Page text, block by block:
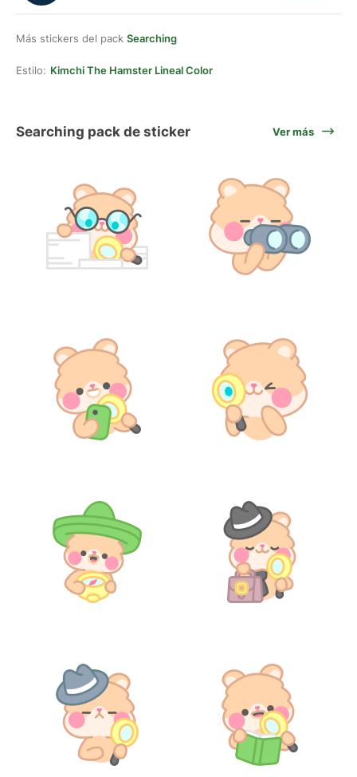
Más stickers del pack Searching
Estilo: Kimchi The Hamster Lineal Color
Searching pack de sticker Ver más